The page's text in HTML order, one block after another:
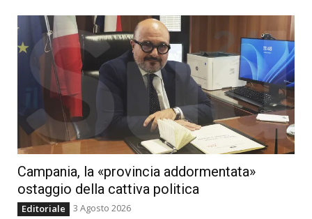
Campania, la «provincia addormentata»
ostaggio della cattiva politica
Editoriale 3 Agosto 2026